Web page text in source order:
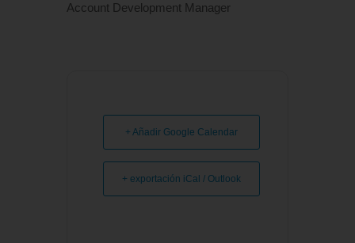
Account Development Manager
+ Añadir Google Calendar
+ exportación iCal / Outlook